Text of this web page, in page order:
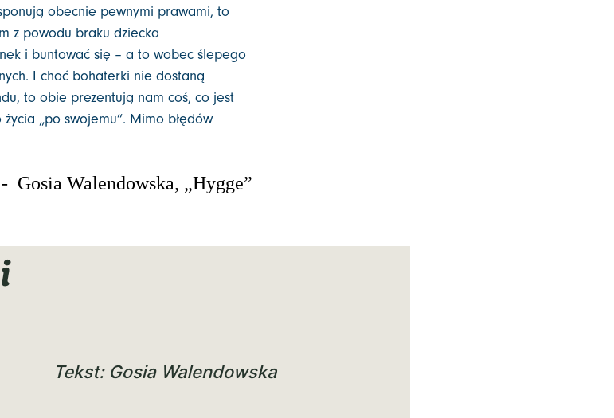
obecnie pewnymi prawami, to
z powodu braku dziecka
i buntować się – a to wobec ślepego
I choć bohaterki nie dostaną
to obie prezentują nam coś, co jest
„po swojemu”. Mimo błędów
- Gosia Walendowska, „Hygge”